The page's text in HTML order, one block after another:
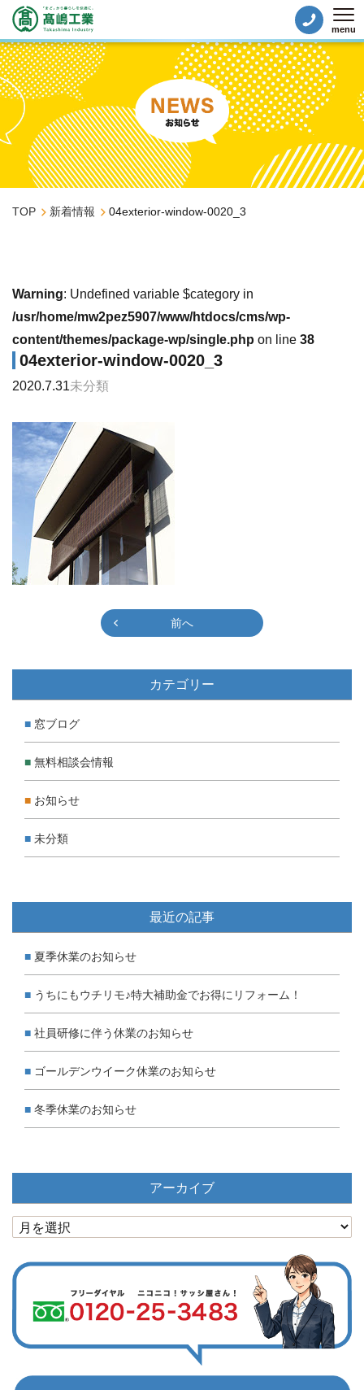
menu
TOP 新着情報 04exterior-window-0020_3
Warning: Undefined variable $category in
/usr/home/mw2pez5907/www/htdocs/cms/wp-
content/themes/package-wp/single.php on line 38
04exterior-window-0020_3
2020.7.31未分類
前へ
カテゴリー
窓ブログ
無料相談会情報
お知らせ
未分類
最近の記事
夏季休業のお知らせ
うちにもウチリモ♪特大補助金でお得にリフォーム！
社員研修に伴う休業のお知らせ
ゴールデンウイーク休業のお知らせ
冬季休業のお知らせ
アーカイブ
ア
カ